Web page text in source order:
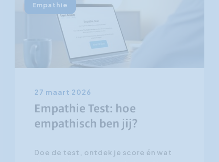
Empathie
27 maart 2026
Empathie Test: hoe
empathisch ben jij?
Doe de test, ontdek je score én wat